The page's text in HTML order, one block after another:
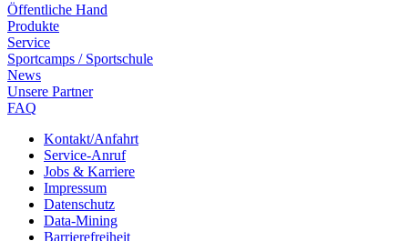
Öffent­li­che Hand
Produkte
Service
Sport­camps / Sportschule
News
Unsere Part­ner
FAQ
Kontakt/​​Anfahrt
Service-Anruf
Jobs & Karriere
Impres­sum
Daten­schutz
Data-Mining
Barrie­re­frei­heit